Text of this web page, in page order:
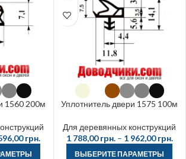
1560 200м
грн.
Уплотнитель двери 1575 100м
Для деревянных конструкций
1 788,00грн. – 1 962,00грн.
ВЫБЕРИТЕ ПАРАМЕТРЫ